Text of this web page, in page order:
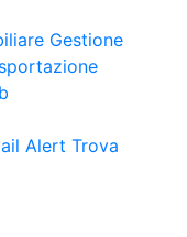
Gestione
Alert Trova